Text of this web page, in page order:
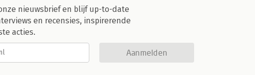
nieuwsbrief en blijf up-to-date
en recensies, inspirerende
acties.
Aanmelden